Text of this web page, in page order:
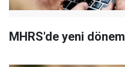
MHRS'de yeni dönem